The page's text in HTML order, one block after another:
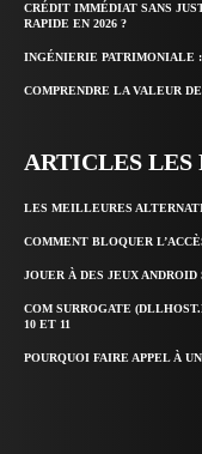
CRÉDIT IMMÉDIAT SANS
RAPIDE EN 2026 ?
INGÉNIERIE PATRIMONIALE
COMPRENDRE LA VALEUR
ARTICLES LES
LES MEILLEURES
COMMENT BLOQUER
JOUER À DES JEUX
COM SURROGATE
10 ET 11
POURQUOI FAIRE APPEL À